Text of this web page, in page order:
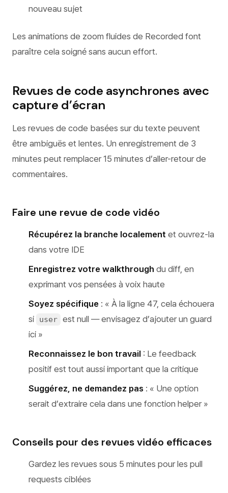
nouveau sujet
Les animations de zoom fluides de Recorded font
paraître cela soigné sans aucun effort.
Revues de code asynchrones avec
capture d’écran
Les revues de code basées sur du texte peuvent
être ambiguës et lentes. Un enregistrement de 3
minutes peut remplacer 15 minutes d’aller-retour de
commentaires.
Faire une revue de code vidéo
Récupérez la branche localement et ouvrez-la
dans votre IDE
Enregistrez votre walkthrough du diff, en
exprimant vos pensées à voix haute
Soyez spécifique : « À la ligne 47, cela échouera
si
user est null — envisagez d’ajouter un guard
ici »
Reconnaissez le bon travail : Le feedback
positif est tout aussi important que la critique
Suggérez, ne demandez pas : « Une option
serait d’extraire cela dans une fonction helper »
Conseils pour des revues vidéo efficaces
Gardez les revues sous 5 minutes pour les pull
requests ciblées